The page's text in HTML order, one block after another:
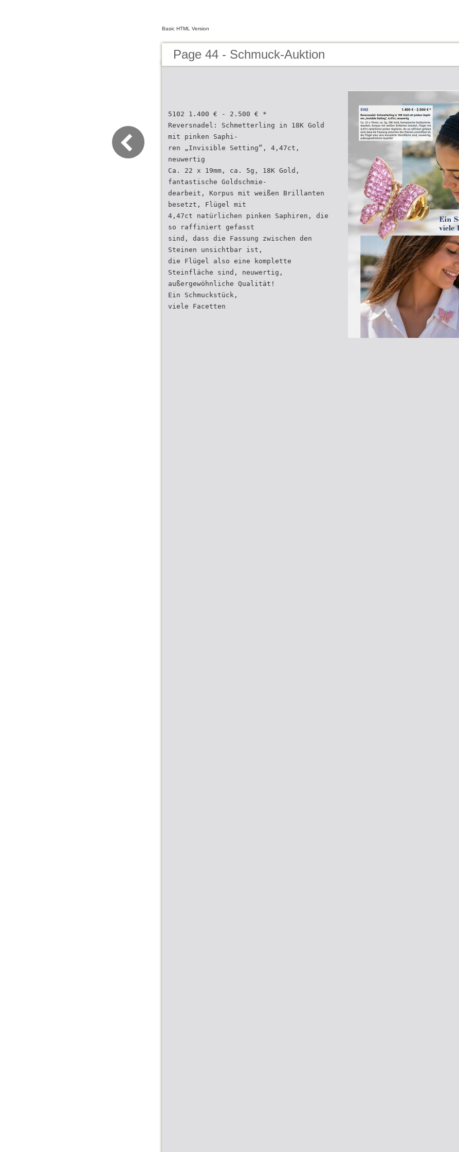
Basic HTML Version
Page 44 - Schmuck-Auktion
5102 1.400 € - 2.500 € *
Reversnadel: Schmetterling in 18K Gold
mit pinken Saphi-
ren „Invisible Setting“, 4,47ct,
neuwertig
Ca. 22 x 19mm, ca. 5g, 18K Gold,
fantastische Goldschmie-
dearbeit, Korpus mit weißen Brillanten
besetzt, Flügel mit
4,47ct natürlichen pinken Saphiren, die
so raffiniert gefasst
sind, dass die Fassung zwischen den
Steinen unsichtbar ist,
die Flügel also eine komplette
Steinfläche sind, neuwertig,
außergewöhnliche Qualität!
Ein Schmuckstück,
viele Facetten